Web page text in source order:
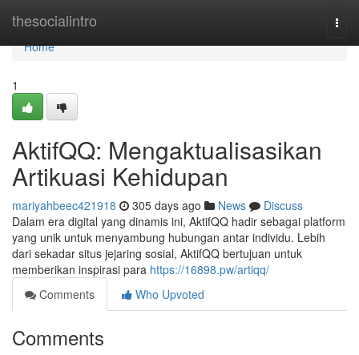
thesocialintro
Home
Home
1
AktifQQ: Mengaktualisasikan
Artikuasi Kehidupan
mariyahbeec421918 305 days ago News
Discuss
Dalam era digital yang dinamis ini, AktifQQ hadir sebagai platform
yang unik untuk menyambung hubungan antar individu. Lebih
dari sekadar situs jejaring sosial, AktifQQ bertujuan untuk
memberikan inspirasi para https://16898.pw/artiqq/
Comments
Who Upvoted
Comments